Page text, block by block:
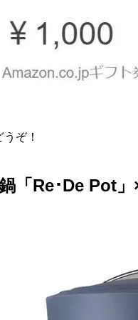
ぞ！
「Re･De Pot」